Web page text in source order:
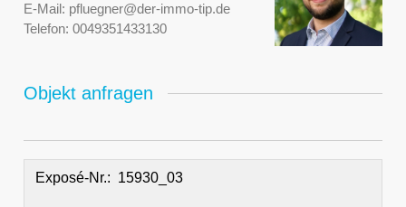
E-Mail: pfluegner@der-immo-tip.de
Telefon: 0049351433130
Objekt anfragen
Exposé-Nr.: